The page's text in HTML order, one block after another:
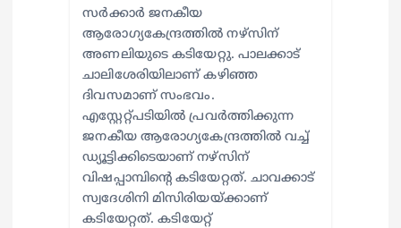
സര്‍ക്കാര്‍ ജനകീയ
ആരോഗ്യകേന്ദ്രത്തില്‍ നഴ്സിന്
അണലിയുടെ കടിയേറ്റു. പാലക്കാട്
ചാലിശേരിയിലാണ് കഴിഞ്ഞ
ദിവസമാണ് സംഭവം.
എസ്റ്റേറ്റ്പടിയില്‍ പ്രവര്‍ത്തിക്കുന്ന
ജനകീയ ആരോഗ്യകേന്ദ്രത്തില്‍ വച്ച്
ഡ്യൂട്ടിക്കിടെയാണ് നഴ്സിന്
വിഷപ്പാമ്പിന്റെ കടിയേറ്റത്. ചാവക്കാട്
സ്വദേശിനി മിസിരിയയ്ക്കാണ്
കടിയേറ്റത്. കടിയേറ്റ്